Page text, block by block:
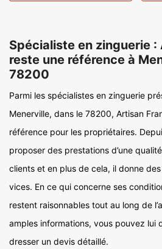
Spécialiste en zinguerie
reste une référence à
78200
Parmi les spécialistes en zinguerie
Menerville, dans le 78200, Artisan
référence pour les propriétaires.
proposer des prestations d’une
clients et en plus de cela, il donne
vices. En ce qui concerne ses
restent raisonnables tout au long de
amples informations, vous pouvez lui
dresser un devis détaillé.